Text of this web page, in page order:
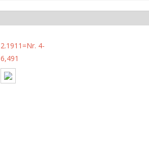
2.1911=Nr. 4-
6,491